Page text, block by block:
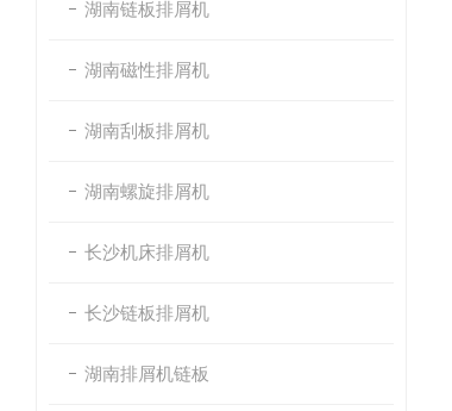
湖南链板排屑机
湖南磁性排屑机
湖南刮板排屑机
湖南螺旋排屑机
长沙机床排屑机
长沙链板排屑机
湖南排屑机链板